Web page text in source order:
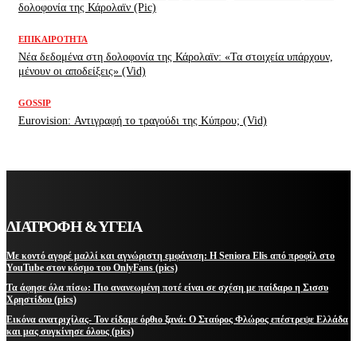
δολοφονία της Κάρολαϊν (Pic)
ΕΠΙΚΑΙΡΌΤΗΤΑ
Νέα δεδομένα στη δολοφονία της Κάρολαϊν: «Τα στοιχεία υπάρχουν,
μένουν οι αποδείξεις» (Vid)
GOSSIP
Eurovision: Αντιγραφή το τραγούδι της Κύπρου; (Vid)
ΔΙΑΤΡΟΦΗ & ΥΓΕΙΑ
Με κοντό αγορέ μαλλί και αγνώριστη εμφάνιση: Η Seniora Elis από προφίλ στο
YouTube στον κόσμο του OnlyFans (pics)
Τα άφησε όλα πίσω: Πιο ανανεωμένη ποτέ είναι σε σχέση με παίδαρο η Σισσυ
Χρηστίδου (pics)
Εικόνα ανατριχίλας- Τον είδαμε όρθιο ξανά: Ο Σταύρος Φλώρος επέστρεψε Ελλάδα
και μας συγκίνησε όλους (pics)